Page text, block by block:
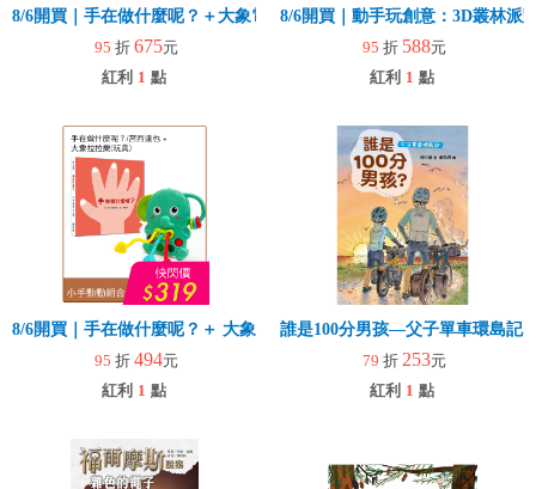
8/6開買｜手在做什麼呢？＋大象電子琴
95 折 675元
紅利 1 點
8/6開買｜動手玩創意：3D叢林派
95 折 588元
紅利 1 點
8/6開買｜手在做什麼呢？＋ 大象拉拉樂(玩具)
95 折 494元
紅利 1 點
誰是100分男孩—父子單車環島記
79 折 253元
紅利 1 點